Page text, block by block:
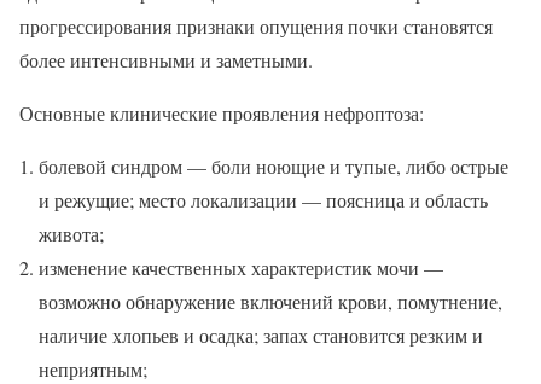
прогрессирования признаки опущения почки становятся
более интенсивными и заметными.
Основные клинические проявления нефроптоза:
болевой синдром — боли ноющие и тупые, либо острые
и режущие; место локализации — поясница и область
живота;
изменение качественных характеристик мочи —
возможно обнаружение включений крови, помутнение,
наличие хлопьев и осадка; запах становится резким и
неприятным;